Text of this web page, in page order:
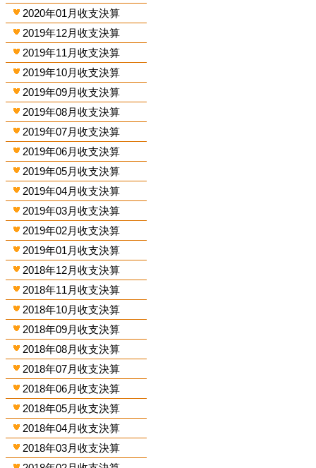
2020年01月收支決算
2019年12月收支決算
2019年11月收支決算
2019年10月收支決算
2019年09月收支決算
2019年08月收支決算
2019年07月收支決算
2019年06月收支決算
2019年05月收支決算
2019年04月收支決算
2019年03月收支決算
2019年02月收支決算
2019年01月收支決算
2018年12月收支決算
2018年11月收支決算
2018年10月收支決算
2018年09月收支決算
2018年08月收支決算
2018年07月收支決算
2018年06月收支決算
2018年05月收支決算
2018年04月收支決算
2018年03月收支決算